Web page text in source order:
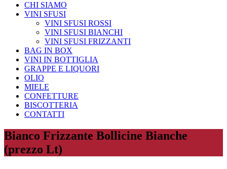
CHI SIAMO
VINI SFUSI
VINI SFUSI ROSSI
VINI SFUSI BIANCHI
VINI SFUSI FRIZZANTI
BAG IN BOX
VINI IN BOTTIGLIA
GRAPPE E LIQUORI
OLIO
MIELE
CONFETTURE
BISCOTTERIA
CONTATTI
Bianco Frizzante Bollicine Bianche
(prezzo Lt)